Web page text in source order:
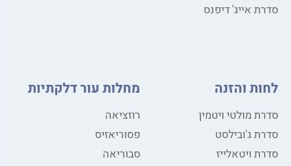
סדרת אייג' דיפנס
לחות והזנה
סדרת מולטי ויטמין
סדרת ג'ובילסט
סדרת ויטאלייז
מחלות עור דלקתיות
רוזציאה
פסוריאזיס
סבוריאה